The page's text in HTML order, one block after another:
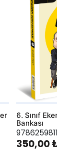
6. Sınıf
Bankası
350,00